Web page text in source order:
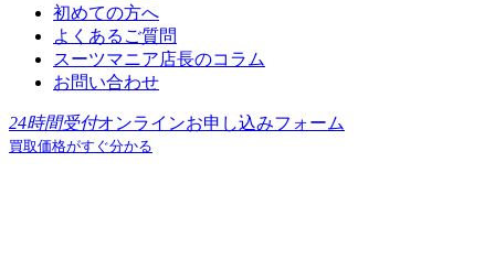
初めての方へ
よくあるご質問
スーツマニア店長のコラム
お問い合わせ
24時間受付オンラインお申し込みフォーム
買取価格がすぐ分かる